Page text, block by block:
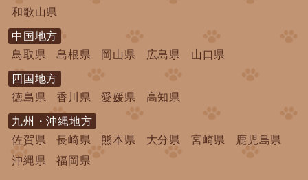
和歌山県
中国地方
鳥取県
島根県 岡山県 広島県 山口県
四国地方
徳島県
香川県 愛媛県 高知県
九州・沖縄地方
佐賀県
長崎県 熊本県 大分県 宮崎県
鹿児島県
沖縄県
福岡県